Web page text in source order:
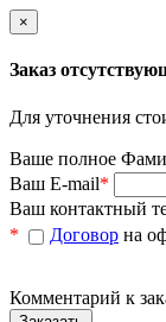
×
Заказ
Для уточнения
Ваше полное
Ваш E-mail*
Ваш контактный
*
Договор на
Комментарий к